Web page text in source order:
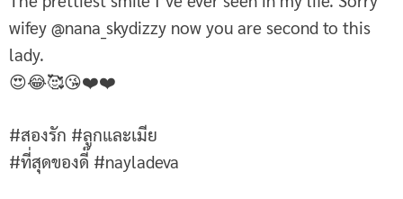
wifey @nana_skydizzy now you are second to this
lady.
😍😂🥰😘❤️❤️
#สองรัก #ลูกและเมีย
#ที่สุดของดี๊ #nayladeva